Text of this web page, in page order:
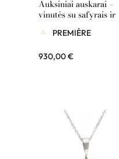
Auksiniai auskarai –
vinutės su safyrais ir
PREMIÈRE
930,00€